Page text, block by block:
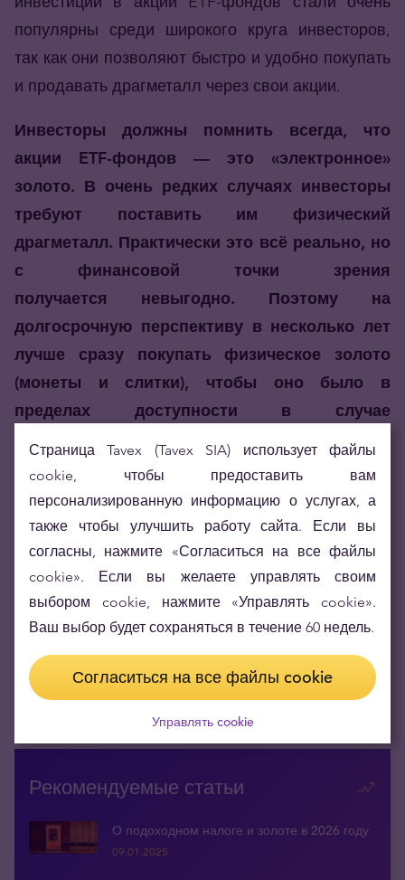
популярны среди широкого круга инвесторов,
так как они позволяют быстро и удобно покупать
и продавать драгметалл через свои акции.
Инвесторы должны помнить всегда, что
акции ETF-фондов — это «электронное»
золото. В очень редких случаях инвесторы
требуют поставить им физический
драгметалл. Практически это всё реально, но
с финансовой точки зрения
получается невыгодно. Поэтому на
долгосрочную перспективу в несколько лет
лучше сразу покупать физическое золото
(монеты и слитки), чтобы оно было в
пределах доступности в случае
Источник: World Gold Council
SHARE
3756,60 EUR/oz
Цена серебра (XAG-EUR)
Рекомендуемые статьи
О подоходном налоге и золоте в 2026 году
09.01.2025
Страница Tavex (Tavex SIA) использует файлы
cookie, чтобы предоставить вам
персонализированную информацию о услугах, а
также чтобы улучшить работу сайта. Если вы
согласны, нажмите «Согласиться на все файлы
cookie». Если вы желаете управлять своим
выбором cookie, нажмите «Управлять cookie».
Ваш выбор будет сохраняться в течение 60 недель.
Согласиться на все файлы cookie
Управлять cookie